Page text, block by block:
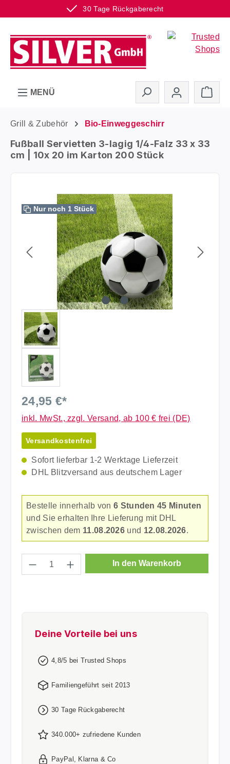
30 Tage Rückgaberecht
Zum Hauptinhalt springen
MENÜ
Grill & Zubehör Bio-Einweggeschirr
Fußball Servietten 3-lagig 1/4-Falz 33 x 33
cm | 10x 20 im Karton 200 Stück
Bildergalerie überspringen
Nur noch 1 Stück
24,95 €*
inkl. MwSt., zzgl. Versand, ab 100 € frei (DE)
Versandkostenfrei
Sofort lieferbar 1-2 Werktage Lieferzeit
DHL Blitzversand aus deutschem Lager
Bestelle innerhalb von 6 Stunden 45 Minuten
und Sie erhalten Ihre Lieferung mit DHL
zwischen dem 11.08.2026 und 12.08.2026.
Produkt Anzahl: Gib den gewünschten
In den Warenkorb
Deine Vorteile bei uns
4,8/5 bei Trusted Shops
Familiengeführt seit 2013
30 Tage Rückgaberecht
340.000+ zufriedene Kunden
PayPal, Klarna & Co